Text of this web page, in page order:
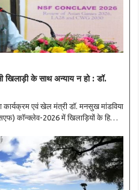
खिलाड़ी के साथ अन्याय न हो : डॉ.
एवं खेल मंत्री डॉ. मनसुख मांडविया
कॉन्क्लेव-2026 में खिलाड़ियों के हितों